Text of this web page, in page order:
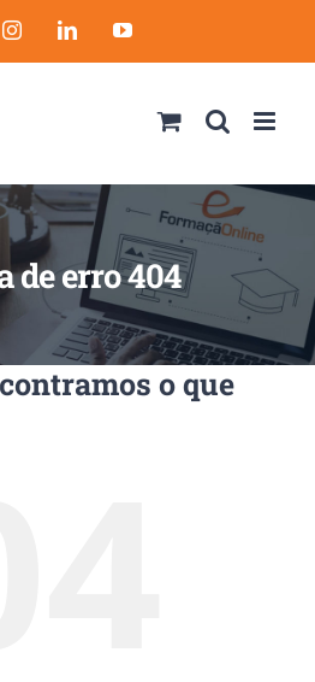
InstagramLinkedInYouTube
de erro 404
o que